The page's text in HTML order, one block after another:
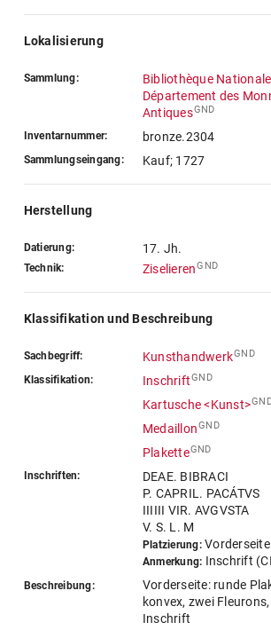
Lokalisierung
Sammlung:
Bibliothèque
Département des
AntiquesGND
Inventarnummer: bronze.2304
Sammlungseingang: Kauf; 1727
Herstellung
Datierung: 17. Jh.
Technik: ZiselierenGND
Klassifikation und Beschreibung
Sachbegriff: KunsthandwerkGND
Klassifikation: InschriftGND
Kartusche <Kunst>
MedaillonGND
PlaketteGND
Inschriften:
DEAE. BIBRACI
P. CAPRIL. PACÁTVS
IIIIII VIR. AVGVSTA
V. S. L. M
Platzierung:Vorderseite
Anmerkung: Inschrift
Beschreibung:
Vorderseite: runde
konvex, zwei
Inschrift